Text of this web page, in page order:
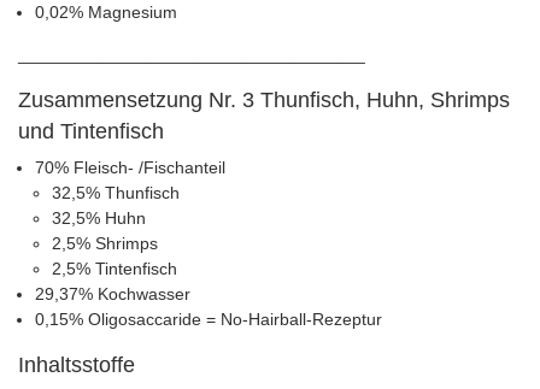
0,02% Magnesium
Zusammensetzung Nr. 3 Thunfisch, Huhn, Shrimps
und Tintenfisch
70% Fleisch- /Fischanteil
32,5% Thunfisch
32,5% Huhn
2,5% Shrimps
2,5% Tintenfisch
29,37% Kochwasser
0,15% Oligosaccaride = No-Hairball-Rezeptur
Inhaltsstoffe